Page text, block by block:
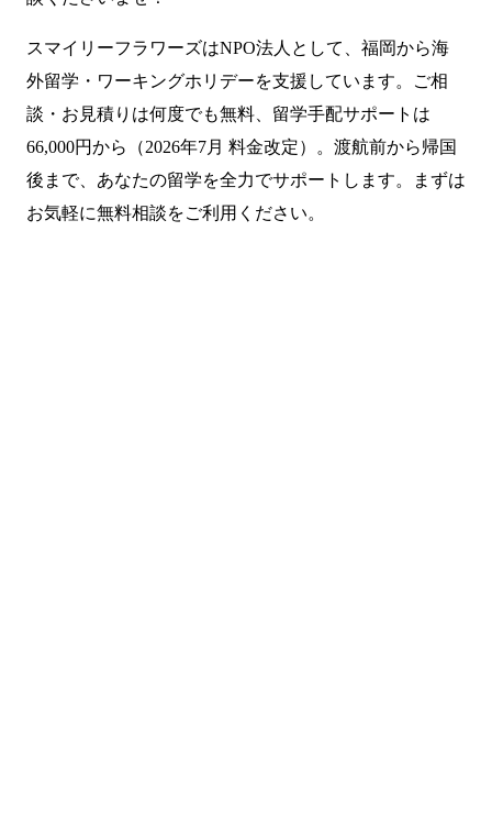
スマイリーフラワーズはNPO法人として、福岡から海
外留学・ワーキングホリデーを支援しています。ご相
談・お見積りは何度でも無料、留学手配サポートは
66,000円から（2026年7月 料金改定）。渡航前から帰国
後まで、あなたの留学を全力でサポートします。まずは
お気軽に無料相談をご利用ください。